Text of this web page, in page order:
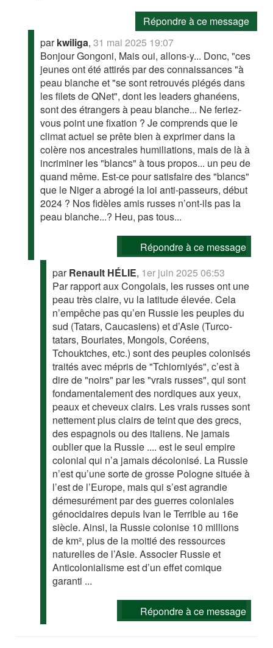
Répondre à ce message
parkwiliga,31 mai 2025 19:07
Bonjour Gongoni, Mais oui, allons-y... Donc, "ces
jeunes ont été attirés par des connaissances "à
peau blanche et "se sont retrouvés piégés dans
les filets de QNet", dont les leaders ghanéens,
sont des étrangers à peau blanche... Ne feriez-
vous point une fixation ? Je comprends que le
climat actuel se prête bien à exprimer dans la
colère nos ancestrales humiliations, mais de là à
incriminer les "blancs" à tous propos... un peu de
quand même. Est-ce pour satisfaire des "blancs"
que le Niger a abrogé la loi anti-passeurs, début
2024 ? Nos fidèles amis russes n’ont-ils pas la
peau blanche...? Heu, pas tous...
Répondre à ce message
parRenault HÉLIE, 1er juin 2025 06:53
Par rapport aux Congolais, les russes ont une
peau très claire, vu la latitude élevée. Cela
n’empêche pas qu’en Russie les peuples du
sud (Tatars, Caucasiens) et d’Asie (Turco-
tatars, Bouriates, Mongols, Coréens,
Tchouktches, etc.) sont des peuples colonisés
traités avec mépris de "Tchiorniyés", c’est à
dire de "noirs" par les "vrais russes", qui sont
fondamentalement des nordiques aux yeux,
peaux et cheveux clairs. Les vrais russes sont
nettement plus clairs de teint que des grecs,
des espagnols ou des italiens. Ne jamais
oublier que la Russie .... est le seul empire
colonial qui n’a jamais décolonisé. La Russie
n’est qu’une sorte de grosse Pologne située à
l’est de l’Europe, mais qui s’est agrandie
démesurément par des guerres coloniales
génocidaires depuis Ivan le Terrible au 16e
siècle. Ainsi, la Russie colonise 10 millions
de km², plus de la moitié des ressources
naturelles de l’Asie. Associer Russie et
Anticolonialisme est d’un effet comique
garanti ...
Répondre à ce message